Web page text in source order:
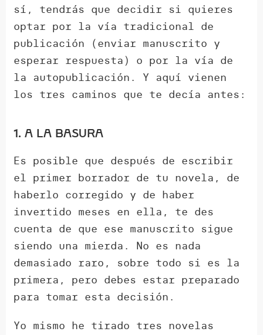
sí, tendrás que decidir si quieres
optar por la vía tradicional de
publicación (enviar manuscrito y
esperar respuesta) o por la vía de
la autopublicación. Y aquí vienen
los tres caminos que te decía antes:
1. A la basura
Es posible que después de escribir
el primer borrador de tu novela, de
haberlo corregido y de haber
invertido meses en ella, te des
cuenta de que ese manuscrito sigue
siendo una mierda. No es nada
demasiado raro, sobre todo si es la
primera, pero debes estar preparado
para tomar esta decisión.
Yo mismo he tirado tres novelas